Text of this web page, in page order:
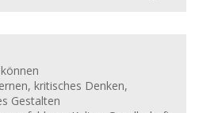
kritisches Denken,
Gestalten